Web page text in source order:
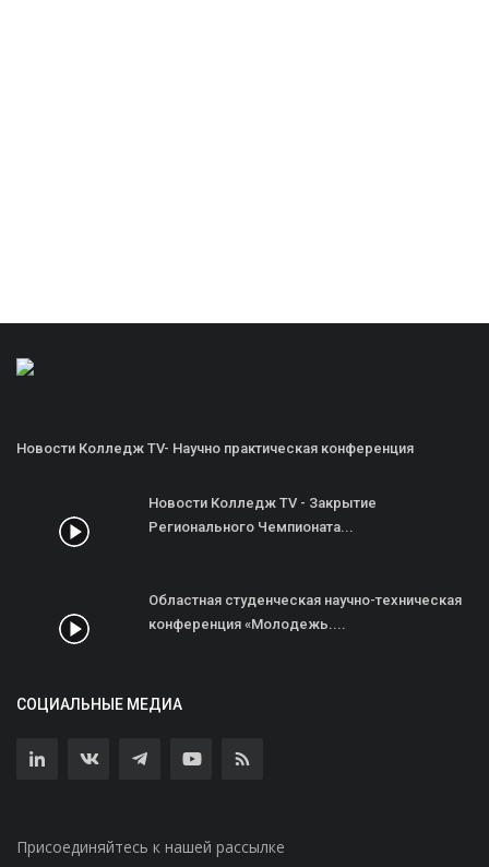
Новости Колледж TV- Научно практическая конференция
Новости Колледж TV - Закрытие
Регионального Чемпионата...
Областная студенческая научно-техническая
конференция «Молодежь....
СОЦИАЛЬНЫЕ МЕДИА
Присоединяйтесь к нашей рассылке